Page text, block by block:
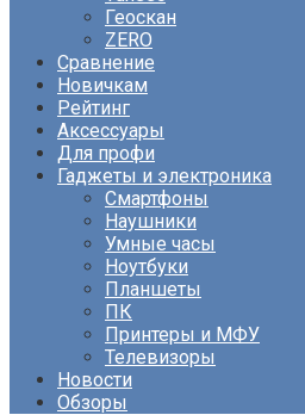
Геоскан
ZERO
Сравнение
Новичкам
Рейтинг
Аксессуары
Для профи
Гаджеты и электроника
Смартфоны
Наушники
Умные часы
Ноутбуки
Планшеты
ПК
Принтеры и МФУ
Телевизоры
Новости
Обзоры